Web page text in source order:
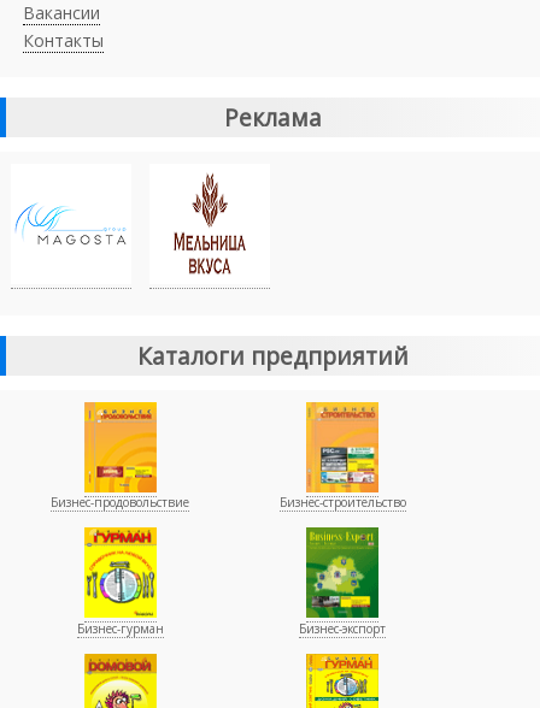
Вакансии
Контакты
Реклама
Каталоги предприятий
Бизнес-продовольствие Бизнес-строительство
Бизнес-гурман Бизнес-экспорт